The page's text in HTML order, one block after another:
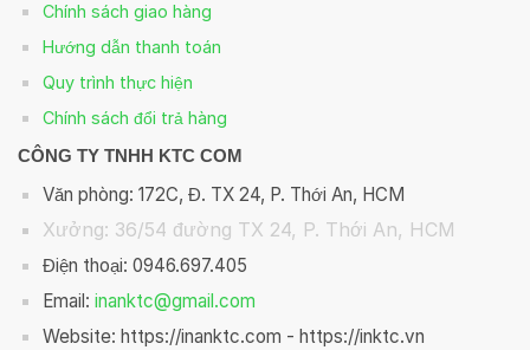
Chính sách giao hàng
Hướng dẫn thanh toán
Quy trình thực hiện
Chính sách đổi trả hàng
CÔNG TY TNHH KTC COM
Văn phòng: 172C, Đ. TX 24, P. Thới An, HCM
Xưởng: 36/54 đường TX 24, P. Thới An, HCM
Điện thoại: 0946.697.405
Email: inanktc@gmail.com
Website: https://inanktc.com - https://inktc.vn